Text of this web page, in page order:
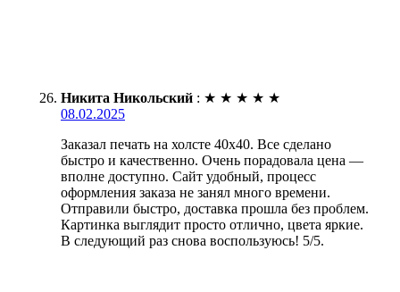
Никита Никольский : ★ ★ ★ ★ ★
08.02.2025
Заказал печать на холсте 40х40. Все сделано
быстро и качественно. Очень порадовала цена —
вполне доступно. Сайт удобный, процесс
оформления заказа не занял много времени.
Отправили быстро, доставка прошла без проблем.
Картинка выглядит просто отлично, цвета яркие.
В следующий раз снова воспользуюсь! 5/5.